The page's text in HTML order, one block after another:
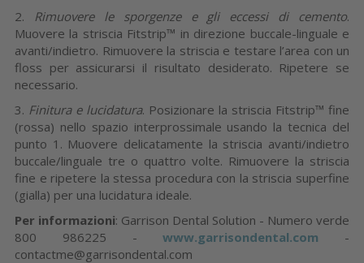
2.
Rimuovere le sporgenze e gli eccessi di cemento.
Muovere la striscia Fitstrip™ in direzione buccale-linguale e
avanti/indietro. Rimuovere la striscia e testare l’area con un
floss per assicurarsi il risultato desiderato. Ripetere se
necessario.
3. Finitura e lucidatura. Posizionare la striscia Fitstrip™ fine
(rossa) nello spazio interprossimale usando la tecnica del
punto 1. Muovere delicatamente la striscia avanti/indietro
buccale/linguale tre o quattro volte. Rimuovere la striscia
fine e ripetere la stessa procedura con la striscia superfine
(gialla) per una lucidatura ideale.
Per informazioni: Garrison Dental Solution - Numero verde
800 986225 -www.garrisondental.com -
contactme@garrisondental.com